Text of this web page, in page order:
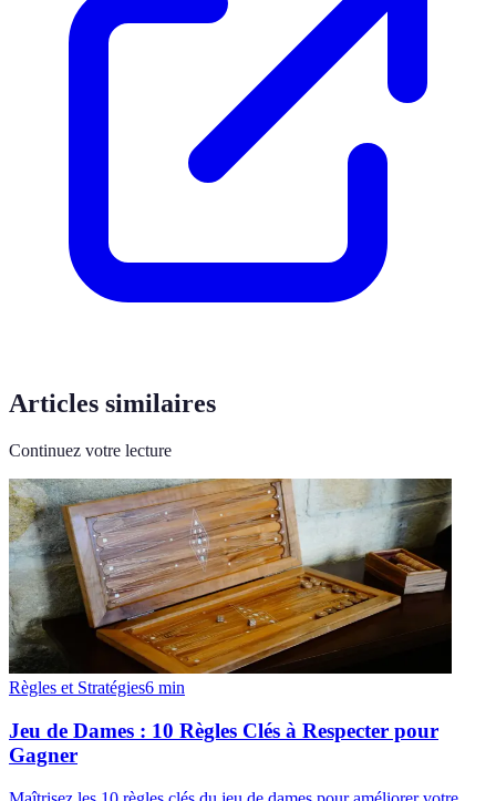
Articles similaires
Continuez votre lecture
Règles et Stratégies6 min
Jeu de Dames : 10 Règles Clés à Respecter pour
Gagner